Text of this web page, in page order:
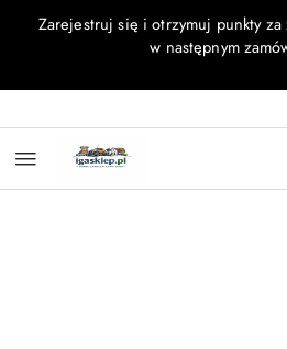
Przejdź do treści głównej
Przejdź do wyszukiwarki
Przejdź do moje konto
Przejdź do menu głównego
Przejdź do opisu produktu
Przejdź do stopki
Zarejestruj się i otrzymuj punkty za
w następnym